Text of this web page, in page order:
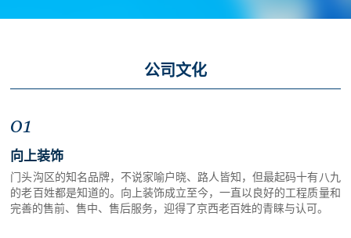
公司文化
01
向上装饰
门头沟区的知名品牌，不说家喻户晓、路人皆知，但最起码十有八九
的老百姓都是知道的。向上装饰成立至今，一直以良好的工程质量和
完善的售前、售中、售后服务，迎得了京西老百姓的青睐与认可。